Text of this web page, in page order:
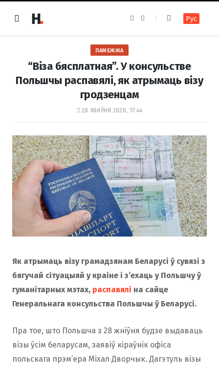
e
k
t
a
m
Рус
ПАМЕЖЖА
“Віза бясплатная”. У консульстве
Польшчы распавялі, як атрымаць візу
гродзенцам
28 ЖНІЎНЯ 2020, 17:44
Як атрымаць візу грамадзянам Беларусі ў сувязі з
бягучай сітуацыяй у краіне і з’ехаць у Польшчу ў
гуманітарных мэтах, распавялі на сайце
Генеральнага консульства Польшчы ў Беларусі.
Пра тое, што Польшча з 28 жніўня будзе выдаваць
візы ўсім беларусам, заявіў кіраўнік офіса
польскага прэм’ера Міхал Дворчык. Дагэтуль візы